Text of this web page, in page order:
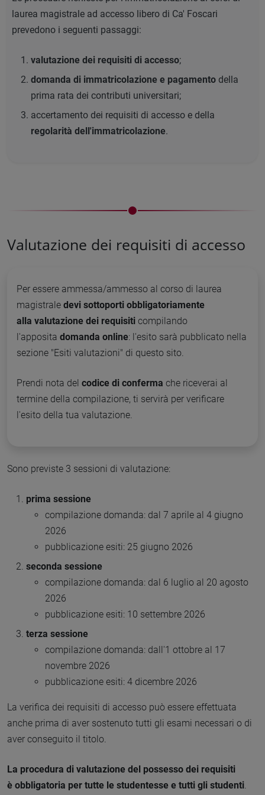
laurea magistrale ad accesso libero di Ca' Foscari
prevedono i seguenti passaggi:
valutazione dei requisiti di accesso;
domanda di immatricolazione e pagamento della
prima rata dei contributi universitari;
accertamento dei requisiti di accesso e della
regolarità dell'immatricolazione.
Valutazione dei requisiti di accesso
Per essere ammessa/ammesso al corso di laurea
magistrale devi sottoporti obbligatoriamente
alla valutazione dei requisiti compilando
l'apposita domanda online: l'esito sarà pubblicato nella
sezione "Esiti valutazioni" di questo sito.
Prendi nota del codice di conferma che riceverai al
termine della compilazione, ti servirà per verificare
l'esito della tua valutazione.
Sono previste 3 sessioni di valutazione:
prima sessione
compilazione domanda: dal 7 aprile al 4 giugno
2026
pubblicazione esiti: 25 giugno 2026
seconda sessione
compilazione domanda: dal 6 luglio al 20 agosto
2026
pubblicazione esiti: 10 settembre 2026
terza sessione
compilazione domanda: dall'1 ottobre al 17
novembre 2026
pubblicazione esiti: 4 dicembre 2026
La verifica dei requisiti di accesso può essere effettuata
anche prima di aver sostenuto tutti gli esami necessari o di
aver conseguito il titolo.
La procedura di valutazione del possesso dei requisiti
è obbligatoria per tutte le studentesse e tutti gli studenti